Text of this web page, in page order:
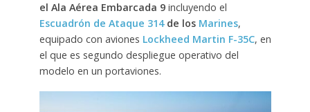
el Ala Aérea Embarcada 9incluyendo el
Escuadrón de Ataque 314de los Marines,
equipado con aviones Lockheed Martin F-35C, en
el que es segundo despliegue operativo del
modelo en un portaviones.